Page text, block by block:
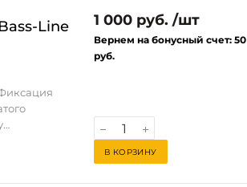
Line
1 000 руб. /шт
Вернем на бонусный счет: 50
руб.
В КОРЗИНУ